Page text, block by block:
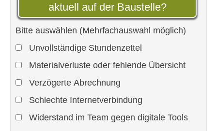
aktuell auf der Baustelle?
Bitte auswählen (Mehrfachauswahl möglich)
Unvollständige Stundenzettel
Materialverluste oder fehlende Übersicht
Verzögerte Abrechnung
Schlechte Internetverbindung
Widerstand im Team gegen digitale Tools